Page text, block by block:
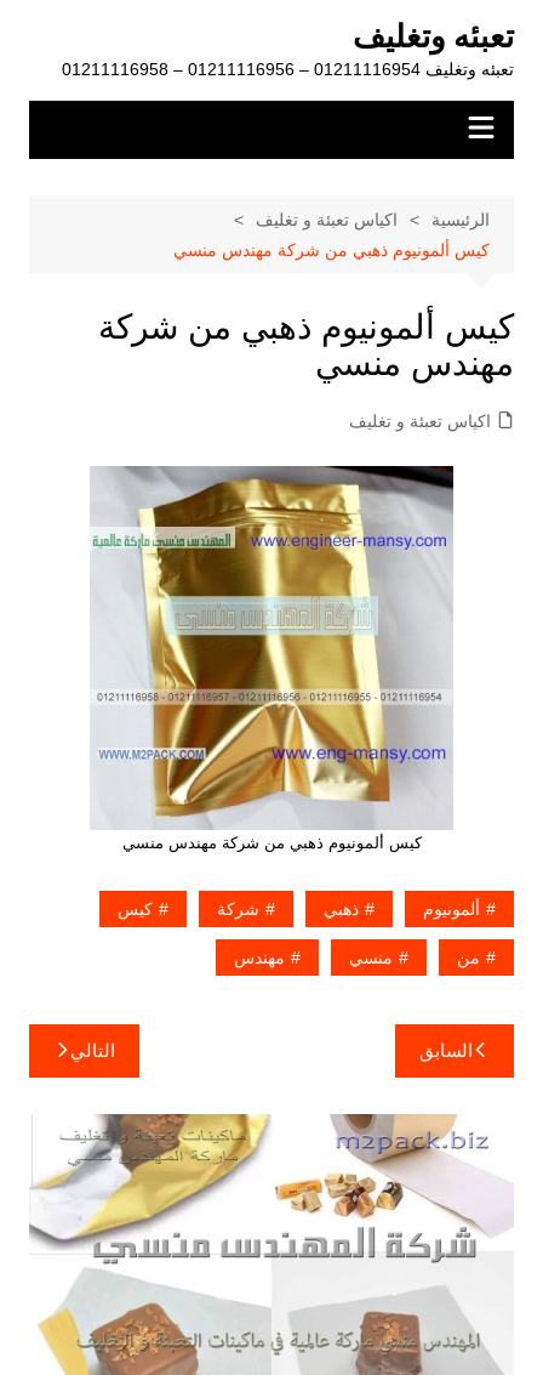
المحتوى
تعبئه وتغليف
تعبئه وتغليف 01211116954 – 01211116956 – 01211116958
الرئيسية
اكياس تعبئة و تغليف
كيس ألمونيوم ذهبي من شركة مهندس منسي
كيس ألمونيوم ذهبي من شركة
مهندس منسي
اكياس تعبئة و تغليف
كيس ألمونيوم ذهبي من شركة مهندس منسي
ألمونيوم ذهبي شركة كيس
من منسي مهندس
تصفّح
المقالات
السابق التالي